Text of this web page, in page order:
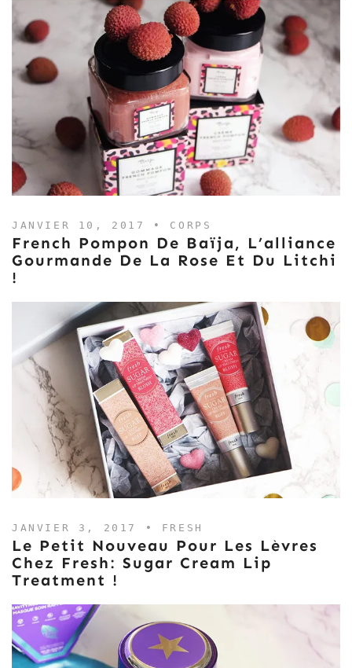
JANVIER 10, 2017 • CORPS
French Pompon De Baïja, L’alliance
Gourmande De La Rose Et Du Litchi
!
JANVIER 3, 2017 • FRESH
Le Petit Nouveau Pour Les Lèvres
Chez Fresh: Sugar Cream Lip
Treatment !